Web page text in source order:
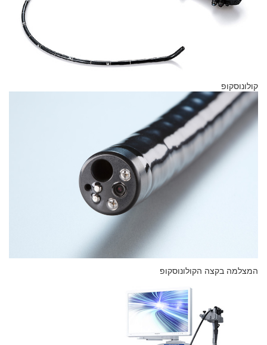
קולונוסקופ
המצלמה בקצה הקולונוסקופ